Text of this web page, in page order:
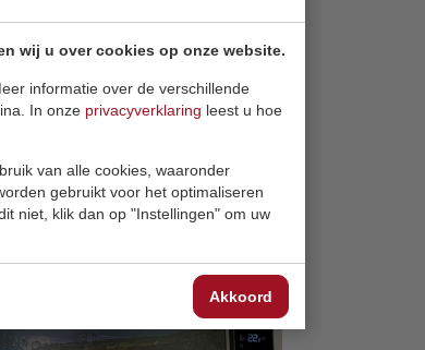
wij u over cookies op onze website.
informatie over de verschillende
In onze privacyverklaring leest u hoe
van alle cookies, waaronder
gebruikt voor het optimaliseren
niet, klik dan op "Instellingen" om uw
Akkoord